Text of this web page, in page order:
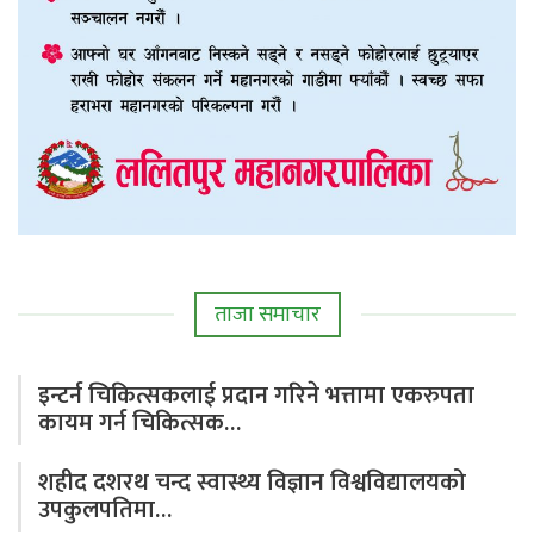
ताजा समाचार
इन्टर्न चिकित्सकलाई प्रदान गरिने भत्तामा एकरुपता
कायम गर्न चिकित्सक…
शहीद दशरथ चन्द स्वास्थ्य विज्ञान विश्वविद्यालयको
उपकुलपतिमा…